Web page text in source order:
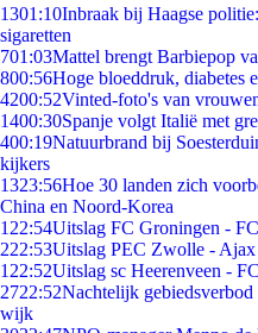
1301:10Inbraak bij Haagse
sigaretten
701:03Mattel brengt Barbiepop
800:56Hoge bloeddruk, diabetes
4200:52Vinted-foto's van
1400:30Spanje volgt Italië met
400:19Natuurbrand bij
kijkers
1323:56Hoe 30 landen zich
China en Noord-Korea
1 22:54Uitslag FC Groningen -
222:53Uitslag PEC Zwolle - Ajax
1 22:52Uitslag sc Heerenveen -
2722:52Nachtelijk
wijk